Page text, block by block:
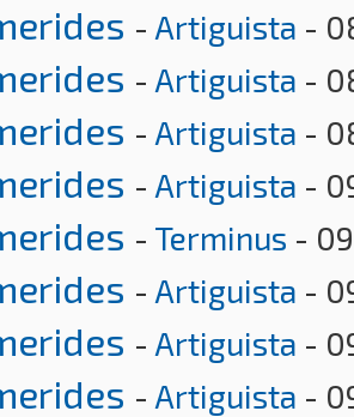
- Artiguista -
- Artiguista -
- Artiguista -
- Artiguista -
- Terminus -
- Artiguista -
- Artiguista -
- Artiguista -